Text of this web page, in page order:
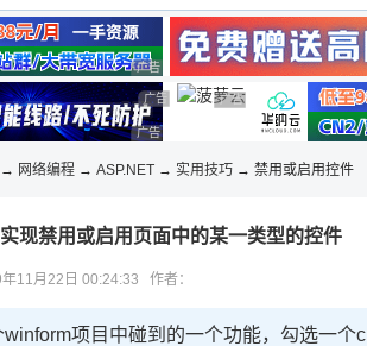
◆◆◆
广告 商业广告，理性选择
广告 商业广告，理性选择
广告 商业广告，理性选择广告 商业广告，理性选择
→ 网络编程 → ASP.NET → 实用技巧 → 禁用或启用控件
现禁用或启用页面中的某一类型的控件
年11月22日 00:24:33 作者：
项目中碰到的一个功能，勾选一